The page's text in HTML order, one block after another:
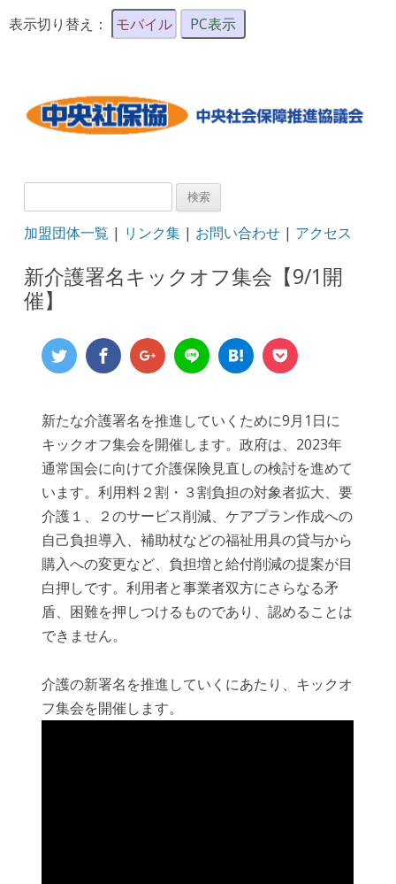
表示切り替え： モバイル PC表示
検
加盟団体一覧 | リンク集 | お問い合わせ | アクセス
新介護署名キックオフ集会【9/1開
催】
新たな介護署名を推進していくために9月1日に
キックオフ集会を開催します。政府は、2023年
通常国会に向けて介護保険見直しの検討を進めて
います。利用料２割・３割負担の対象者拡大、要
介護１、２のサービス削減、ケアプラン作成への
自己負担導入、補助杖などの福祉用具の貸与から
購入への変更など、負担増と給付削減の提案が目
白押しです。利用者と事業者双方にさらなる矛
盾、困難を押しつけるものであり、認めることは
できません。
介護の新署名を推進していくにあたり、キックオ
フ集会を開催します。